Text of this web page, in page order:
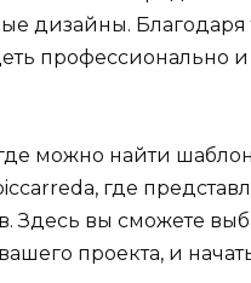
дизайны. Благодаря
профессионально
можно найти
где
Здесь вы сможете
проекта, и